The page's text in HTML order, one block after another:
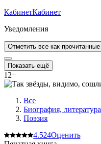
КабинетКабинет
Уведомления
Отметить все как прочитанные
Показать ещё
12+
Все
Биография,
Поэзия
4.524Оценить